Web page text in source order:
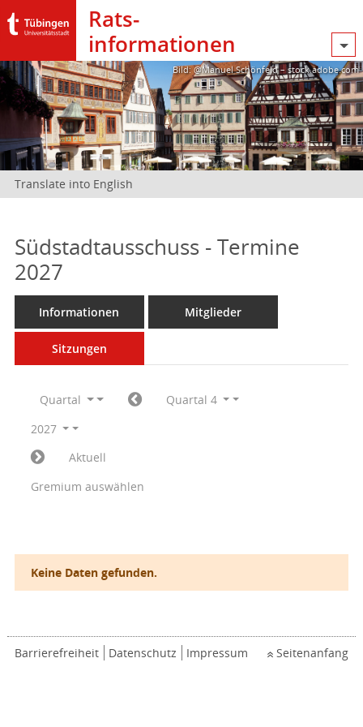
Rats­
informationen
Bild: @Manuel Schönfeld – stock.adobe.com
Translate into English
Südstadtausschuss - Termine
2027
Informationen Mitglieder
Sitzungen
Quartal
Quartal 4
2027
Aktuell
Gremium auswählen
Keine Daten gefunden.
Barrierefreiheit Datenschutz Impressum Seitenanfang